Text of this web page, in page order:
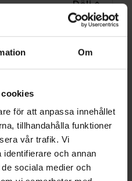
Om
för att anpassa innehållet
tillhandahålla funktioner
vår trafik. Vi
och annan
sociala medier och
Dölj
för dig som
superglans,
enkelt bort lacket
Ingen
utan lacksystemet